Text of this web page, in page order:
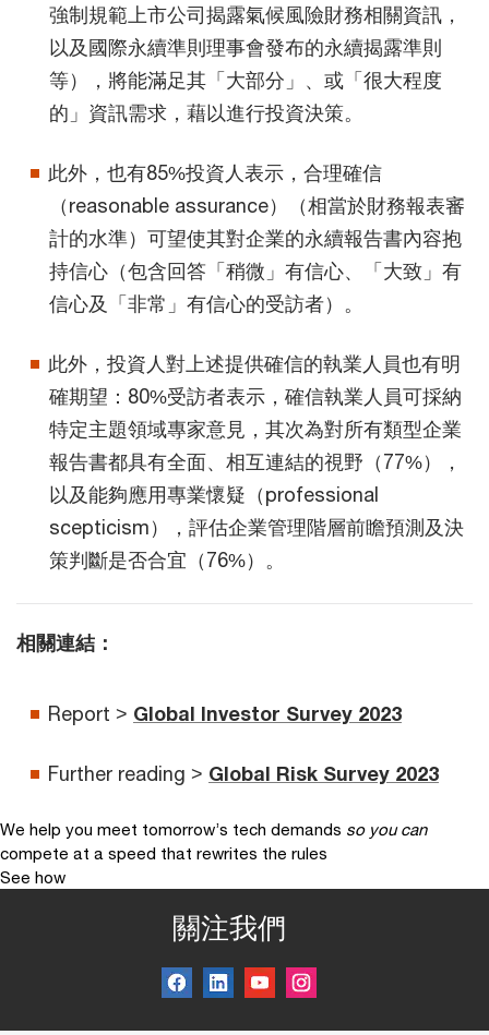
強制規範上市公司揭露氣候風險財務相關資訊，
以及國際永續準則理事會發布的永續揭露準則
等），將能滿足其「大部分」、或「很大程度
的」資訊需求，藉以進行投資決策。
此外，也有85%投資人表示，合理確信
（reasonable assurance）（相當於財務報表審
計的水準）可望使其對企業的永續報告書內容抱
持信心（包含回答「稍微」有信心、「大致」有
信心及「非常」有信心的受訪者）。
此外，投資人對上述提供確信的執業人員也有明
確期望：80%受訪者表示，確信執業人員可採納
特定主題領域專家意見，其次為對所有類型企業
報告書都具有全面、相互連結的視野（77%），
以及能夠應用專業懷疑（professional
scepticism），評估企業管理階層前瞻預測及決
策判斷是否合宜（76%）。
相關連結：
Report > Global Investor Survey 2023
Further reading > Global Risk Survey 2023
We help you meet tomorrow’s tech demands so you can
compete at a speed that rewrites the rules
See how
關注我們